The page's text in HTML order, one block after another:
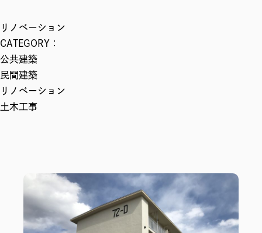
リノベーション
CATEGORY：
公共建築
民間建築
リノベーション
土木工事